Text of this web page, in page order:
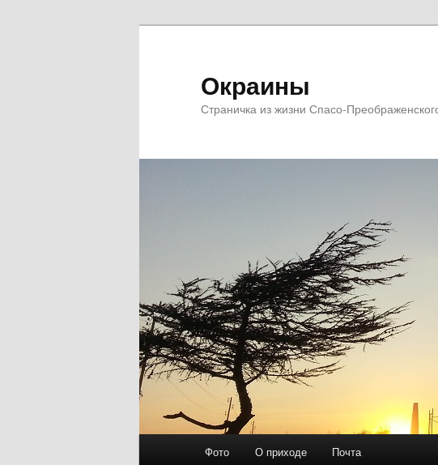
Окраины
Страничка из жизни Спасо-
Фото О приходе Почта